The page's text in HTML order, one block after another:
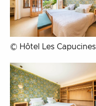
© Hôtel Les Capucines